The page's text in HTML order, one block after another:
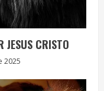
JESUS CRISTO
2025